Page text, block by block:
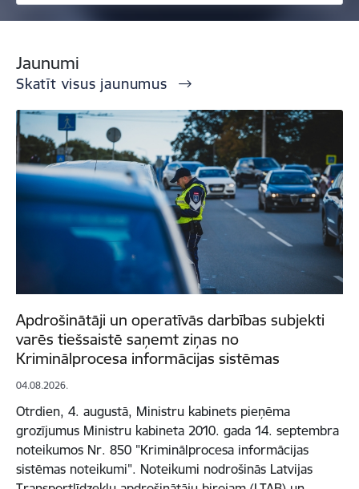
Jaunumi
Skatīt visus jaunumus
Apdrošinātāji un operatīvās darbības subjekti
varēs tiešsaistē saņemt ziņas no
Kriminālprocesa informācijas sistēmas
04.08.2026.
Otrdien, 4. augustā, Ministru kabinets pieņēma
grozījumus Ministru kabineta 2010. gada 14. septembra
noteikumos Nr. 850 "Kriminālprocesa informācijas
sistēmas noteikumi". Noteikumi nodrošinās Latvijas